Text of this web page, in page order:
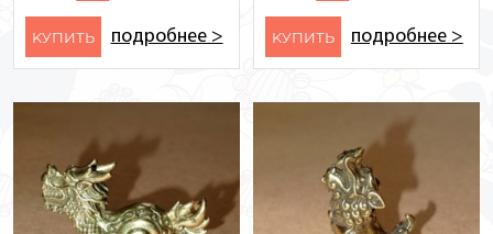
KУПИТЬ подробнее > KУПИТЬ подробнее >